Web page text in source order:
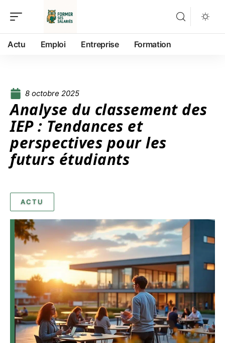
Actu Emploi Entreprise Formation
8 octobre 2025
Analyse du classement des
IEP : Tendances et
perspectives pour les
futurs étudiants
ACTU